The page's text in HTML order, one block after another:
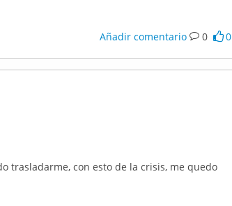
Añadir comentario 0 0
trasladarme, con esto de la crisis, me quedo